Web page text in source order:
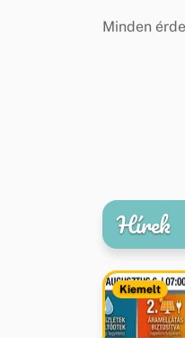
Minden
Hírek
Kiemelt